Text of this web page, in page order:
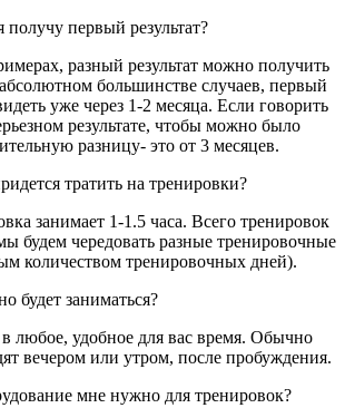
получу первый результат?
разный результат можно получить
большинстве случаев, первый
уже через 1-2 месяца. Если говорить
результате, чтобы можно было
разницу- это от 3 месяцев.
тратить на тренировки?
занимает 1-1.5 часа. Всего тренировок
будем чередовать разные тренировочные
количеством тренировочных дней).
будет заниматься?
любое, удобное для вас время. Обычно
вечером или утром, после пробуждения.
мне нужно для тренировок?